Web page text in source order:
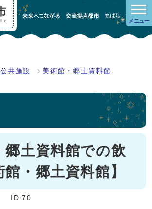
メニュー
公共施設 美術館・郷土資料館
郷土資料館での飲
・郷土資料館】
ID:70